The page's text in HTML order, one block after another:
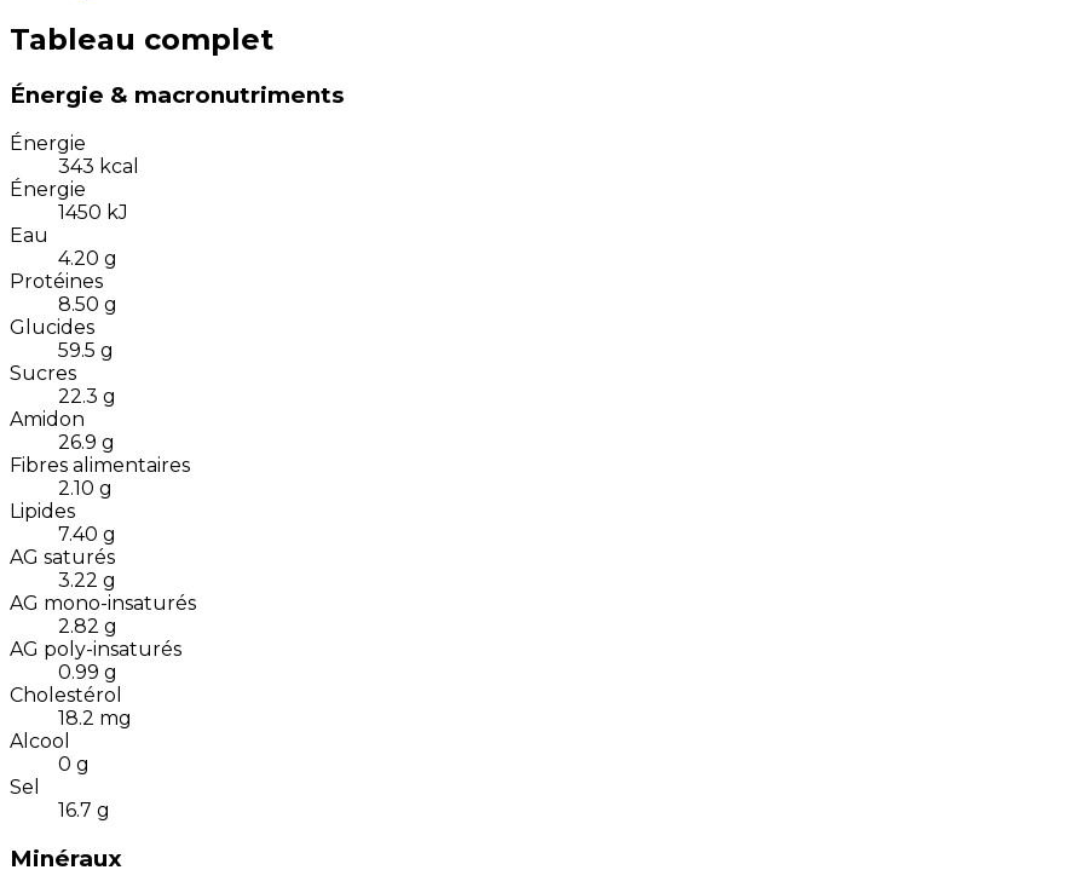
Tableau complet
Énergie & macronutriments
Énergie
343 kcal
Énergie
1450 kJ
Eau
4.20 g
Protéines
8.50 g
Glucides
59.5 g
Sucres
22.3 g
Amidon
26.9 g
Fibres alimentaires
2.10 g
Lipides
7.40 g
AG saturés
3.22 g
AG mono-insaturés
2.82 g
AG poly-insaturés
0.99 g
Cholestérol
18.2 mg
Alcool
0 g
Sel
16.7 g
Minéraux